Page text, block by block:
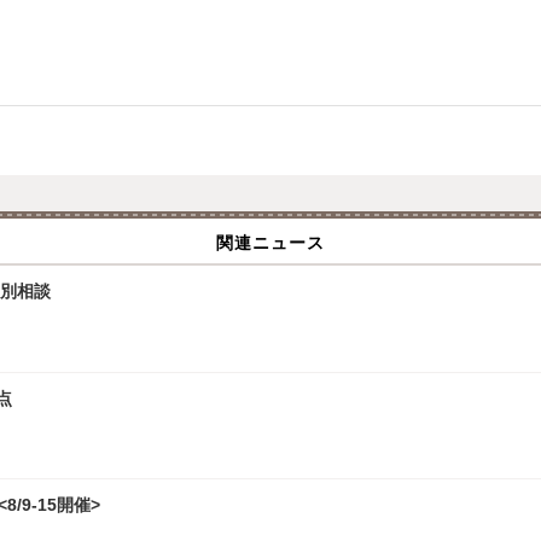
関連ニュース
相談
9-15開催>